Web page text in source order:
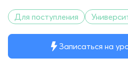
Записаться на
Для поступления